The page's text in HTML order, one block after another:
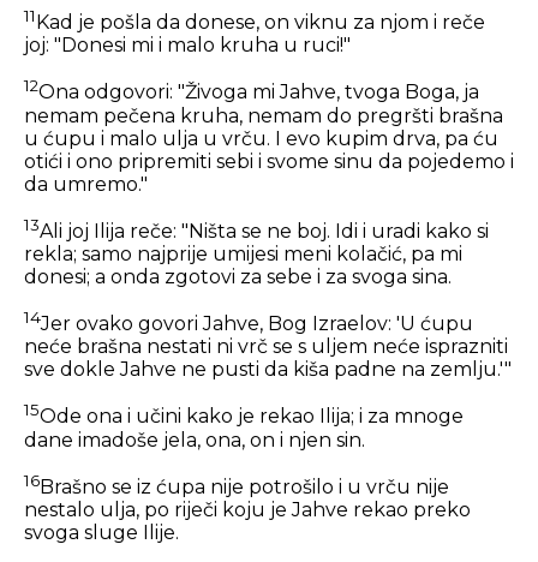
11 Kad je pošla da donese, on viknu za njom i reče
joj: "Donesi mi i malo kruha u ruci!"
12Ona odgovori: "Živoga mi Jahve, tvoga Boga, ja
nemam pečena kruha, nemam do pregršti brašna
u ćupu i malo ulja u vrču. I evo kupim drva, pa ću
otići i ono pripremiti sebi i svome sinu da pojedemo i
da umremo."
13Ali joj Ilija reče: "Ništa se ne boj. Idi i uradi kako si
rekla; samo najprije umijesi meni kolačić, pa mi
donesi; a onda zgotovi za sebe i za svoga sina.
14Jer ovako govori Jahve, Bog Izraelov: 'U ćupu
neće brašna nestati ni vrč se s uljem neće isprazniti
sve dokle Jahve ne pusti da kiša padne na zemlju.'"
15Ode ona i učini kako je rekao Ilija; i za mnoge
dane imadoše jela, ona, on i njen sin.
16Brašno se iz ćupa nije potrošilo i u vrču nije
nestalo ulja, po riječi koju je Jahve rekao preko
svoga sluge Ilije.